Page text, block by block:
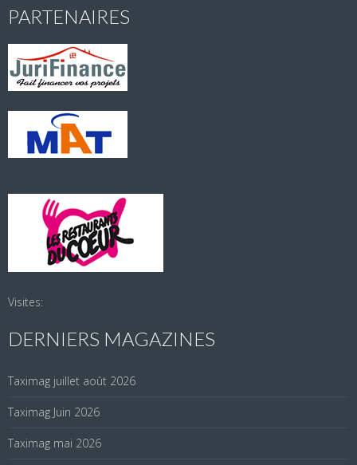
PARTENAIRES
Visites:
DERNIERS MAGAZINES
Taximag juillet août 2026
Taximag Juin 2026
Taximag mai 2026